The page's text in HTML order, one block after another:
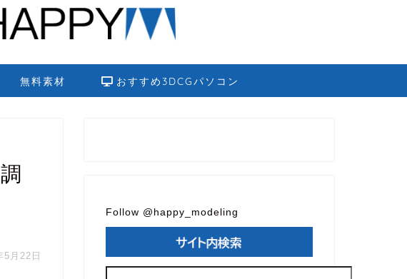
無料素材 おすすめ3DCGパソコン
5月22日
Follow @happy_modeling